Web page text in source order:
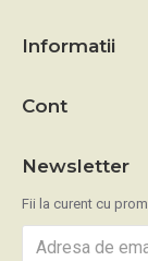
Informatii
Cont
Newsletter
Fii la curent cu